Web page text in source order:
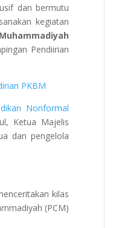
dan bermutu
kegiatan
Pendiirian
PKBM
Nonformal
Ketua Majelis
dan pengelola
kilas
(PCM)